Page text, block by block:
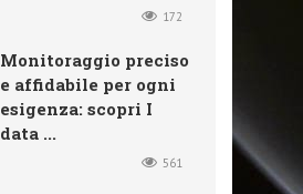
172
Monitoraggio preciso
e affidabile per ogni
esigenza: scopri I
data ...
561